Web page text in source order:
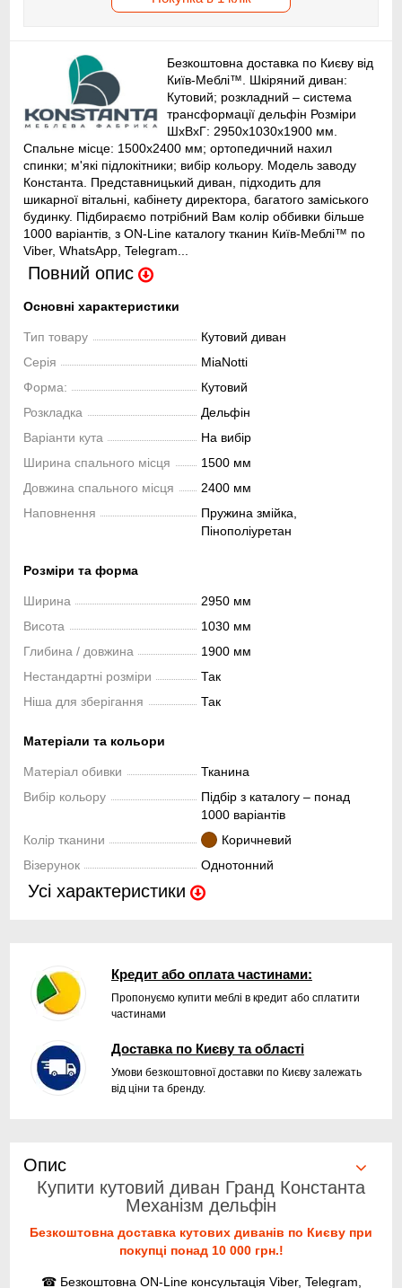
Безкоштовна доставка по Києву від
Київ-Меблі™. Шкіряний диван:
Кутовий; розкладний – система
трансформації дельфін Розміри
ШхВхГ: 2950х1030х1900 мм.
Спальне місце: 1500x2400 мм; ортопедичний нахил
спинки; м'які підлокітники; вибір кольору. Модель заводу
Константа. Представницький диван, підходить для
шикарної вітальні, кабінету директора, багатого заміського
будинку. Підбираємо потрібний Вам колір оббивки більше
1000 варіантів, з ON-Line каталогу тканин Київ-Меблі™ по
Viber, WhatsApp, Telegram...
Повний опис
Основні характеристики
Тип товару
Кутовий диван
Серія
MiaNotti
Форма:
Кутовий
Розкладка
Дельфін
Варіанти кута
На вибір
Ширина спального місця
1500 мм
Довжина спального місця
2400 мм
Наповнення
Пружина змійка,
Пінополіуретан
Розміри та форма
Ширина
2950 мм
Висота
1030 мм
Глибина / довжина
1900 мм
Нестандартні розміри
Так
Ніша для зберігання
Так
Матеріали та кольори
Матеріал обивки
Тканина
Вибір кольору
Підбір з каталогу – понад
1000 варіантів
Колір тканини
Коричневий
Візерунок
Однотонний
Усі характеристики
Кредит або оплата частинами:
Пропонуємо купити меблі в кредит або сплатити
частинами
Доставка по Києву та області
Умови безкоштовної доставки по Києву залежать
від ціни та бренду.
Опис
Купити кутовий диван Гранд Константа
Механізм дельфін
Безкоштовна доставка кутових диванів по Києву при
покупці понад 10 000 грн.!
☎ Безкоштовна ON-Line консультація Viber, Telegram,